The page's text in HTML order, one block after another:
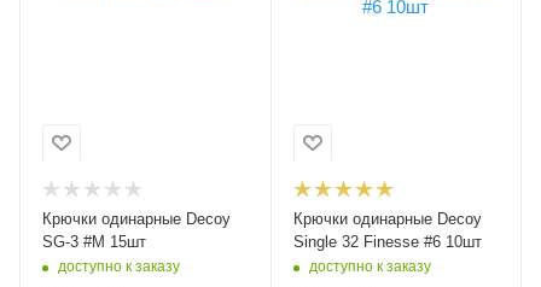
Бородка
Крючки одинарные Decoy
SG-3 #M 15шт
доступно к заказу
10
черный
Бородка
с бородкой
Крючки одинарные Decoy
Single 32 Finesse #6 10шт
доступно к заказу